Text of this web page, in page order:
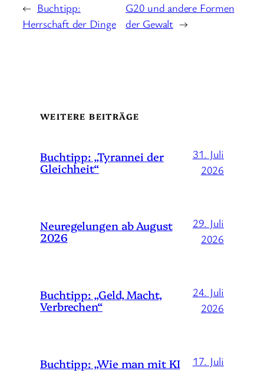
← Buchtipp:
Herrschaft der Dinge
G20 und andere Formen
der Gewalt →
WEITERE BEITRÄGE
Buchtipp: „Tyrannei der
Gleichheit“
31. Juli
2026
Neuregelungen ab August
2026
29. Juli
2026
Buchtipp: „Geld, Macht,
Verbrechen“
24. Juli
2026
Buchtipp: „Wie man mit KI
17. Juli